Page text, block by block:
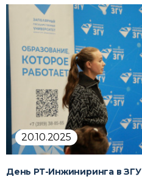
20.10.2025
День РТ-Инжиниринга в ЗГУ